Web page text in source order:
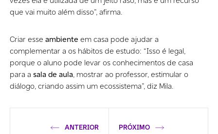
que vai muito além disso”, afirma.
Criar esse ambiente em casa pode ajudar a
complementar a os hábitos de estudo: “Isso é legal,
porque o aluno pode levar os conhecimentos de casa
para a sala de aula, mostrar ao professor, estimular o
diálogo, criando assim um ecossistema”, diz Mila.
ANTERIOR PRÓXIMO